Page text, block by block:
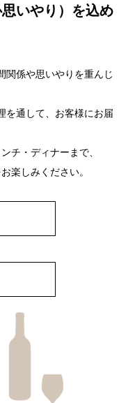
いやり）を込め
関係や思いやりを重んじ
を通して、お客様にお届
チ・ディナーまで、
楽しみください。